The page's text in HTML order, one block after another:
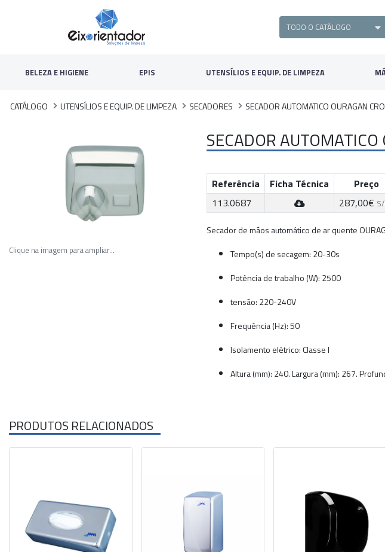
BELEZA E HIGIENE EPIS UTENSÍLIOS E EQUIP. DE LIMPEZA
CATÁLOGO UTENSÍLIOS E EQUIP. DE LIMPEZA SECADORES SECADOR AUTOMATICO OURAGAN
Clique na imagem para ampliar...
SECADOR
Referência Ficha Técnica
Preço
113.0687
287,00€
Secador de mãos automático de ar quente
Tempo(s) de secagem: 20-30s
Potência de trabalho (W): 2500
tensão: 220-240V
Frequência (Hz): 50
Isolamento elétrico: Classe I
Altura (mm): 240. Largura (mm): 267.
PRODUTOS RELACIONADOS